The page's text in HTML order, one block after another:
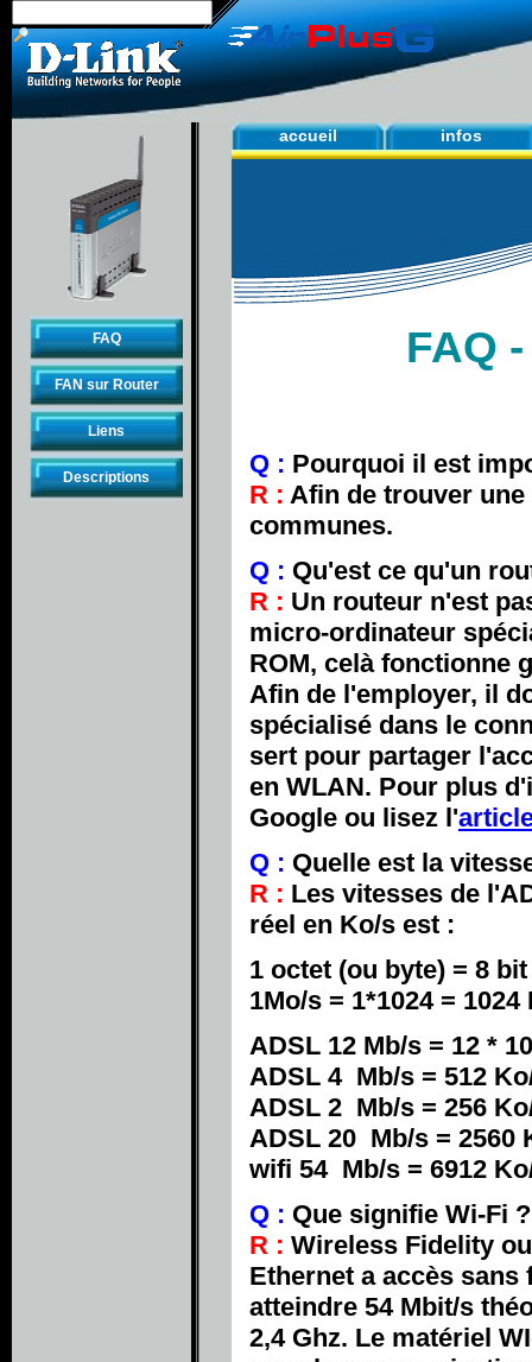
FAQ
FAN sur Router
Liens
Descriptions
accueil infos
FAQ
Q : Pourquoi il est
R : Afin de trouver
communes.
Q : Qu'est ce qu'un
R : Un routeur n'est
micro-ordinateur
ROM, celà fonctionne
Afin de l'employer, il
spécialisé dans le
sert pour partager
en WLAN. Pour plus
Google ou lisez l'
Q : Quelle est la
R : Les vitesses de
réel en Ko/s est :
1 octet (ou byte) = 8 bit
1Mo/s = 1*1024 =
ADSL 12 Mb/s = 12 *
ADSL 4 Mb/s = 512
ADSL 2 Mb/s = 256
ADSL 20 Mb/s = 2560
wifi 54 Mb/s = 6912
Q : Que signifie Wi-Fi ?
R : Wireless Fidelity
Ethernet a accès
atteindre 54 Mbit/s
2,4 Ghz. Le matériel